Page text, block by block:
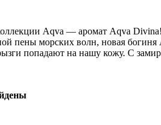
Aqva — аромат Aqva
пены морских волн, новая
попадают на нашу кожу. С